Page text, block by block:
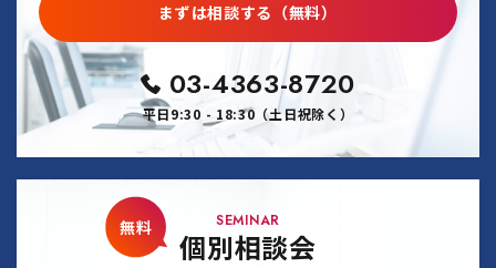
まずは相談する（無料）
03-4363-8720
平日9:30 - 18:30（土日祝除く）
SEMINAR
個別相談会
無料